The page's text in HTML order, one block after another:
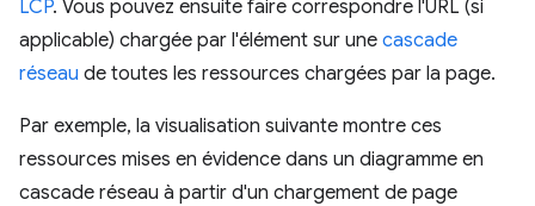
LCP. Vous pouvez ensuite faire correspondre l'URL (si
applicable) chargée par l'élément sur une cascade
réseau de toutes les ressources chargées par la page.
Par exemple, la visualisation suivante montre ces
ressources mises en évidence dans un diagramme en
cascade réseau à partir d'un chargement de page